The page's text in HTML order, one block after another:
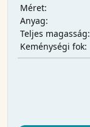
Méret:
Anyag:
Teljes magasság:
Keménységi fok: